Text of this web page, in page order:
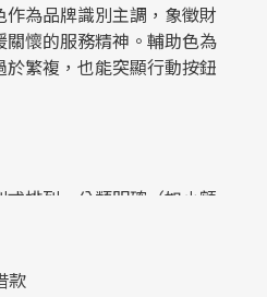
為品牌識別主調，象徵財
懷的服務精神。輔助色為
繁複，也能突顯行動按鈕
排列，分類明確（如小額
而下從品牌精神、服務介
升用戶互動率。
款